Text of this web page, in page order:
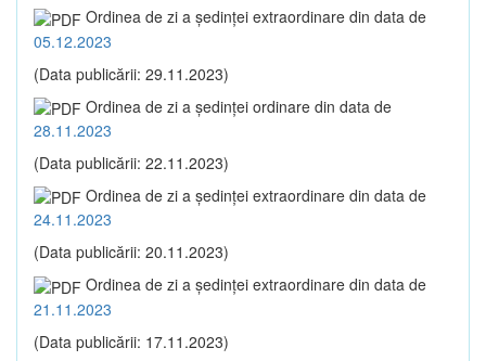
Ordinea de zi a şedinţei extraordinare din data de
05.12.2023
(Data publicării: 29.11.2023)
Ordinea de zi a şedinţei ordinare din data de
28.11.2023
(Data publicării: 22.11.2023)
Ordinea de zi a şedinţei extraordinare din data de
24.11.2023
(Data publicării: 20.11.2023)
Ordinea de zi a şedinţei extraordinare din data de
21.11.2023
(Data publicării: 17.11.2023)